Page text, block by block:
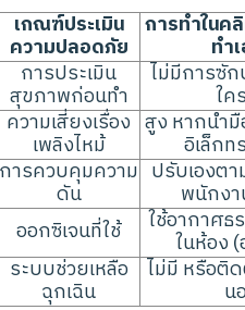
เกณฑ์ประเมิน
ความปลอดภัย
การทำในค
ทำ
การประเมิน
สุขภาพก่อนทำ
ไม่มีการซัก
ใค
ความเสี่ยงเรื่อง
เพลิงไหม้
สูง หากนำ
อิเล็กท
การควบคุมความ
ดัน
ปรับเองต
พนักงา
ออกซิเจนที่ใช้
ใช้อากาศธ
ในห้อง
ระบบช่วยเหลือ
ฉุกเฉิน
ไม่มี หรือติ
น